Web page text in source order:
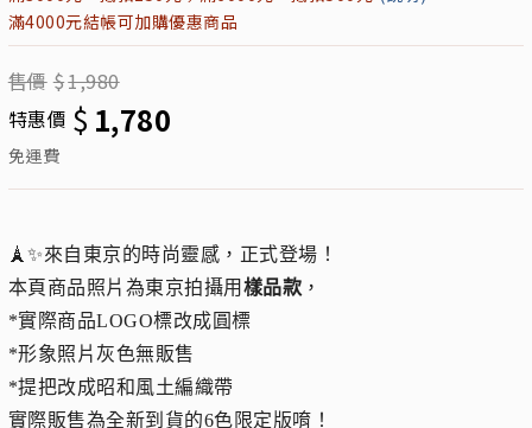
滿4000元結帳可加購優惠商品
售價 $1,980
特惠價 $ 1,780
免運費
🗼✨來自東京的時尚靈感，正式登場！
本頁商品照片為東京拍攝用 樣品款 ，
*實際商品LOGO標改成圓標
*形象照片灰色無販售
*提把改成昭和風土編織帶
實際販售為全新到貨的6色限定版唷！